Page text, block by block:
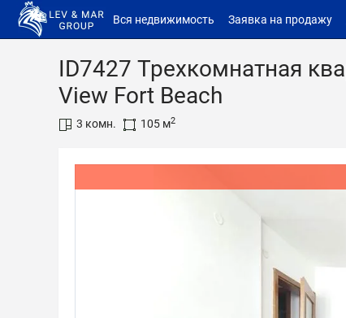
Вся недвижимость Заявка на продажу
ID7427 Трехкомнатная
View Fort Beach
3 комн. 105 м2